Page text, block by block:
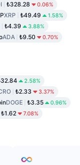
₺328.28 0.06%
XRP ₺49.49 1.58%
₺4.39 3.88%
ADA ₺9.50 0.70%
2.58%
₺2.33 3.37%
DOGE ₺3.35 0.96%
₺1.62 7.08%